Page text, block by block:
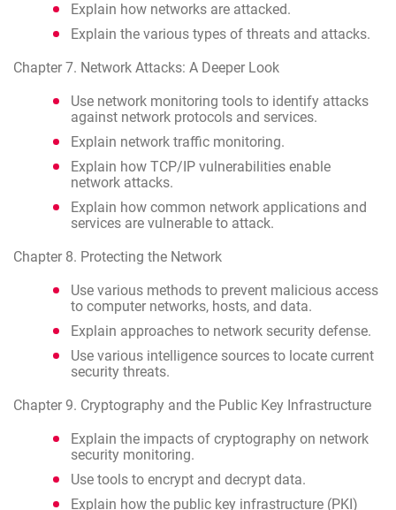
Explain how networks are attacked.
Explain the various types of threats and attacks.
Chapter 7. Network Attacks: A Deeper Look
Use network monitoring tools to identify attacks
against network protocols and services.
Explain network traffic monitoring.
Explain how TCP/IP vulnerabilities enable
network attacks.
Explain how common network applications and
services are vulnerable to attack.
Chapter 8. Protecting the Network
Use various methods to prevent malicious access
to computer networks, hosts, and data.
Explain approaches to network security defense.
Use various intelligence sources to locate current
security threats.
Chapter 9. Cryptography and the Public Key Infrastructure
Explain the impacts of cryptography on network
security monitoring.
Use tools to encrypt and decrypt data.
Explain how the public key infrastructure (PKI)